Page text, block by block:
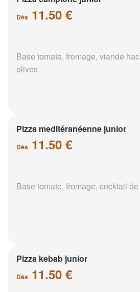
Dès 11.50 €
Base tomate, fromage, viande
olives
Pizza meditéranéenne junior
Dès 11.50 €
Base tomate, fromage, cocktail
Pizza kebab junior
Dès 11.50 €